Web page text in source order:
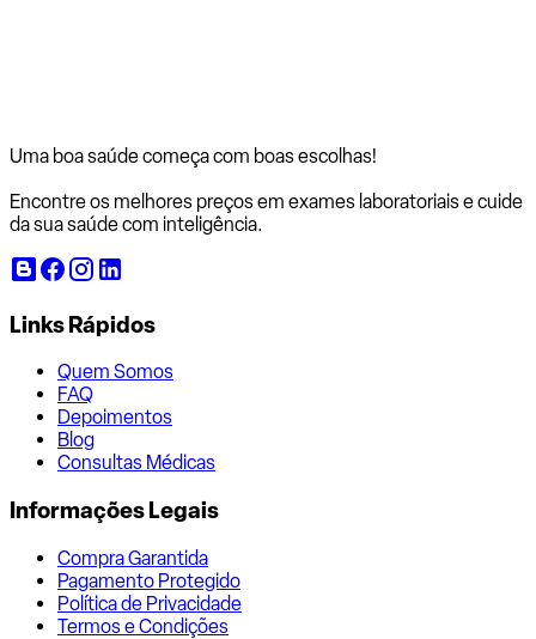
Uma boa saúde começa com boas escolhas!
Encontre os melhores preços em exames laboratoriais e cuide
da sua saúde com inteligência.
Links Rápidos
Quem Somos
FAQ
Depoimentos
Blog
Consultas Médicas
Informações Legais
Compra Garantida
Pagamento Protegido
Política de Privacidade
Termos e Condições